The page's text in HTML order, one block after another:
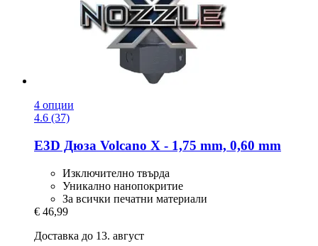
4 опции
4.6 (37)
E3D Дюза Volcano Х -​ 1,75 mm, 0,60 mm
Изключително твърда
Уникално нанопокритие
За всички печатни материали
€ 46,99
Доставка до 13. август